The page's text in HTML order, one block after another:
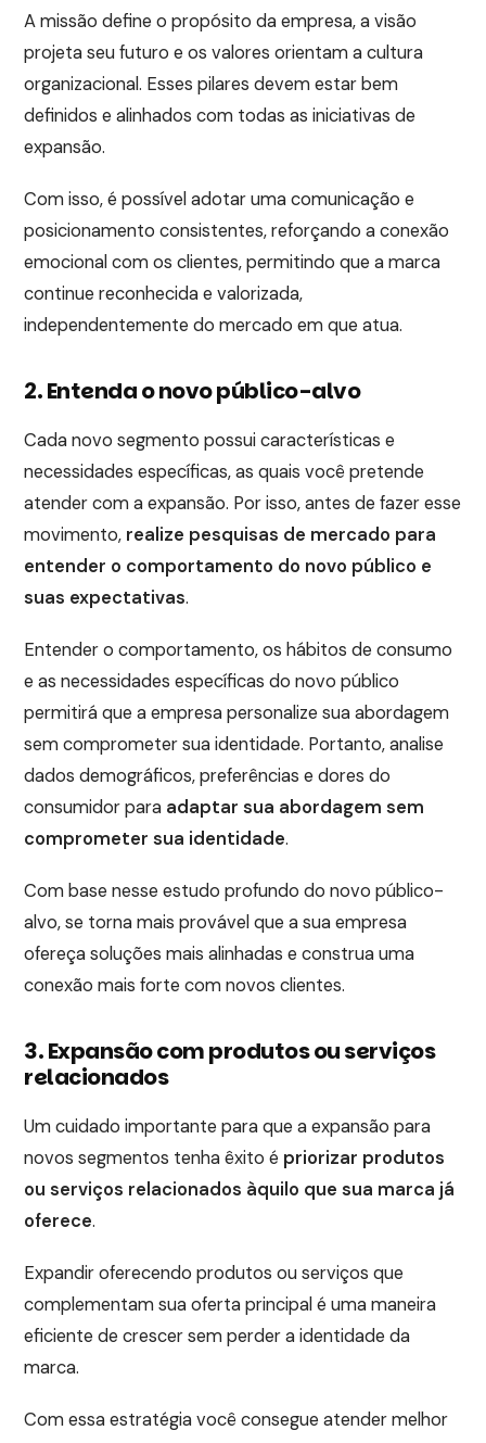
A missão define o propósito da empresa, a visão
projeta seu futuro e os valores orientam a cultura
organizacional. Esses pilares devem estar bem
definidos e alinhados com todas as iniciativas de
expansão.
Com isso, é possível adotar uma comunicação e
posicionamento consistentes, reforçando a conexão
emocional com os clientes, permitindo que a marca
continue reconhecida e valorizada,
independentemente do mercado em que atua.
2. Entenda o novo público-alvo
Cada novo segmento possui características e
necessidades específicas, as quais você pretende
atender com a expansão. Por isso, antes de fazer esse
movimento, realize pesquisas de mercado para
entender o comportamento do novo público e
suas expectativas.
Entender o comportamento, os hábitos de consumo
e as necessidades específicas do novo público
permitirá que a empresa personalize sua abordagem
sem comprometer sua identidade. Portanto, analise
dados demográficos, preferências e dores do
consumidor para adaptar sua abordagem sem
comprometer sua identidade.
Com base nesse estudo profundo do novo público-
alvo, se torna mais provável que a sua empresa
ofereça soluções mais alinhadas e construa uma
conexão mais forte com novos clientes.
3. Expansão com produtos ou serviços
relacionados
Um cuidado importante para que a expansão para
novos segmentos tenha êxito é priorizar produtos
ou serviços relacionados àquilo que sua marca já
oferece.
Expandir oferecendo produtos ou serviços que
complementam sua oferta principal é uma maneira
eficiente de crescer sem perder a identidade da
marca.
Com essa estratégia você consegue atender melhor